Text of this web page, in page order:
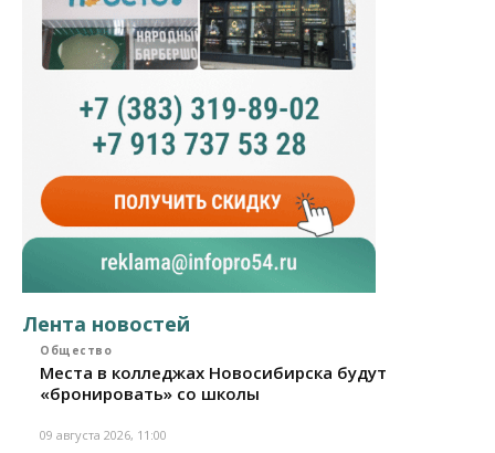
Лента новостей
Общество
Места в колледжах Новосибирска будут
«бронировать» со школы
09 августа 2026, 11:00